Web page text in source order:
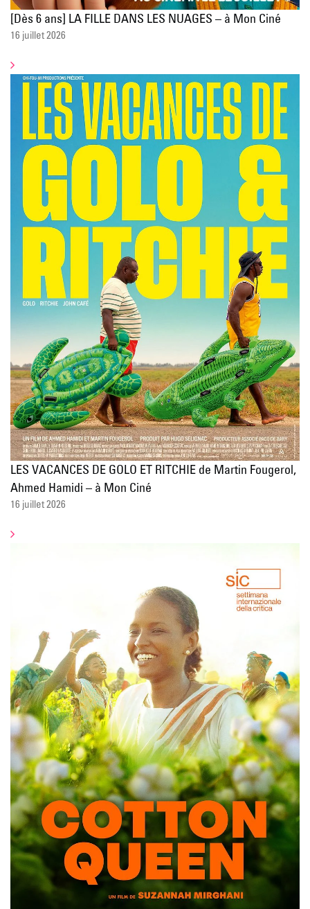
[Dès 6 ans] LA FILLE DANS LES NUAGES – à Mon Ciné
16 juillet 2026
LES VACANCES DE GOLO ET RITCHIE de Martin Fougerol,
Ahmed Hamidi – à Mon Ciné
16 juillet 2026